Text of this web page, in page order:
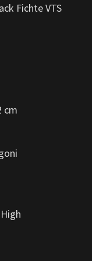
Fichte VTS
cm